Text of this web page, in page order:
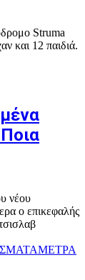
Struma
και 12 παιδιά.
νέου
ο επικεφαλής
ΜΕΤΡΑ